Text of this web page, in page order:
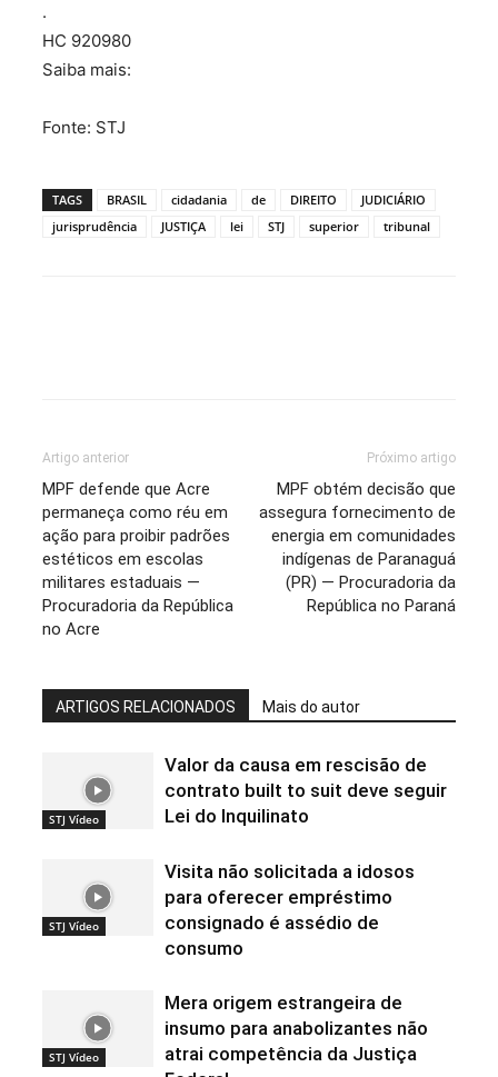
.
HC 920980
Saiba mais:
Fonte: STJ
TAGS BRASIL cidadania de DIREITO
JUDICIÁRIO
jurisprudência
JUSTIÇA lei STJ superior tribunal
Artigo anterior
MPF defende que Acre
permaneça como réu em
ação para proibir padrões
estéticos em escolas
militares estaduais —
Procuradoria da República
no Acre
Próximo artigo
MPF obtém decisão que
assegura fornecimento de
energia em comunidades
indígenas de Paranaguá
(PR) — Procuradoria da
República no Paraná
ARTIGOS RELACIONADOS Mais do autor
STJ Vídeo
Valor da causa em rescisão de
contrato built to suit deve seguir
Lei do Inquilinato
STJ Vídeo
Visita não solicitada a idosos
para oferecer empréstimo
consignado é assédio de
consumo
STJ Vídeo
Mera origem estrangeira de
insumo para anabolizantes não
atrai competência da Justiça